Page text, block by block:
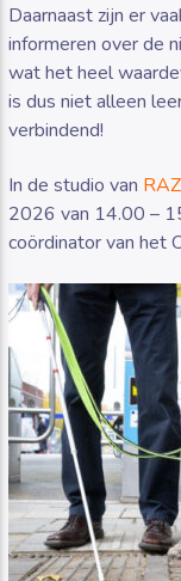
Daarnaast zijn er
informeren over de
wat het heel
is dus niet alleen
verbindend!
In de studio van
2026 van 14.00 –
coördinator van het